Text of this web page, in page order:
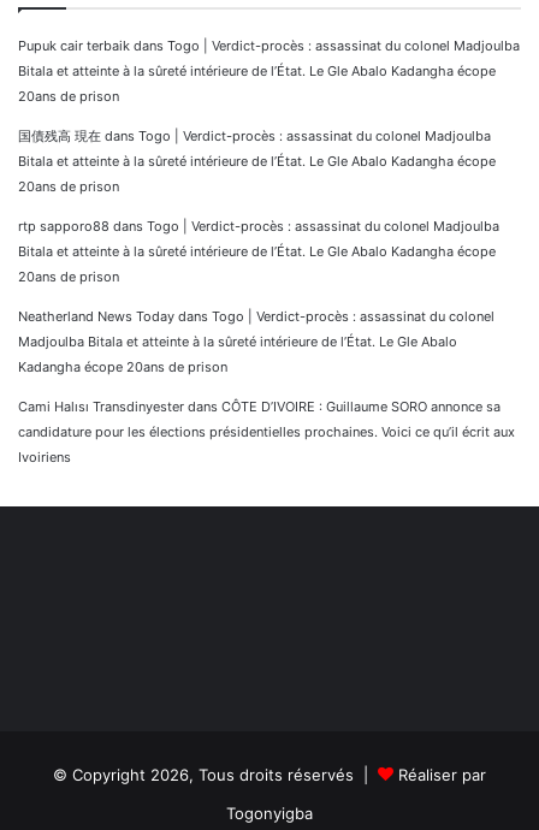
Pupuk cair terbaik dans Togo | Verdict-procès : assassinat du colonel Madjoulba
Bitala et atteinte à la sûreté intérieure de l’État. Le Gle Abalo Kadangha écope
20ans de prison
国債残高 現在 dans Togo | Verdict-procès : assassinat du colonel Madjoulba
Bitala et atteinte à la sûreté intérieure de l’État. Le Gle Abalo Kadangha écope
20ans de prison
rtp sapporo88 dans Togo | Verdict-procès : assassinat du colonel Madjoulba
Bitala et atteinte à la sûreté intérieure de l’État. Le Gle Abalo Kadangha écope
20ans de prison
Neatherland News Today dans Togo | Verdict-procès : assassinat du colonel
Madjoulba Bitala et atteinte à la sûreté intérieure de l’État. Le Gle Abalo
Kadangha écope 20ans de prison
Cami Halısı Transdinyester dans CÔTE D’IVOIRE : Guillaume SORO annonce sa
candidature pour les élections présidentielles prochaines. Voici ce qu’il écrit aux
Ivoiriens
© Copyright 2026, Tous droits réservés |
Réaliser par
Togonyigba